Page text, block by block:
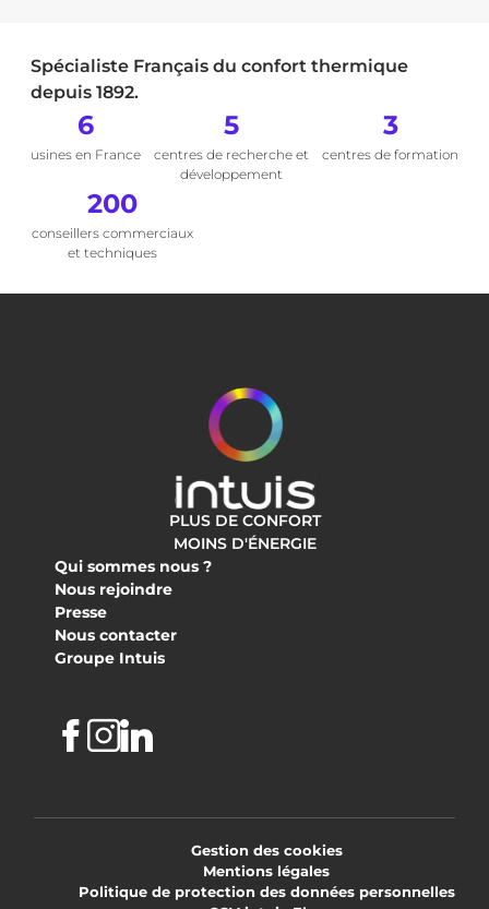
Spécialiste Français du confort thermique
depuis 1892.
6
usines en France
5
centres de recherche et
développement
3
centres de formation
200
conseillers commerciaux
et techniques
PLUS DE CONFORT
MOINS D'ÉNERGIE
Qui sommes nous ?
Nous rejoindre
Presse
Nous contacter
Groupe Intuis
Facebook
Instagram
Linkedin
Gestion des cookies
Mentions légales
Politique de protection des données personnelles